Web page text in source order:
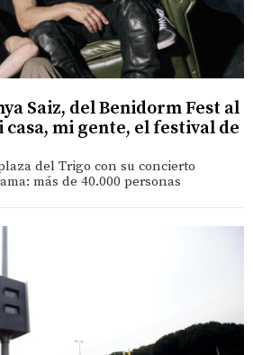
Saiz, del Benidorm Fest al
casa, mi gente, el festival de
del Trigo con su concierto
más de 40.000 personas